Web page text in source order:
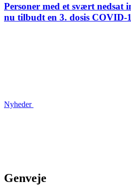
Personer med et svært nedsat
nu tilbudt en 3. dosis COVID-
Nyheder
Genveje